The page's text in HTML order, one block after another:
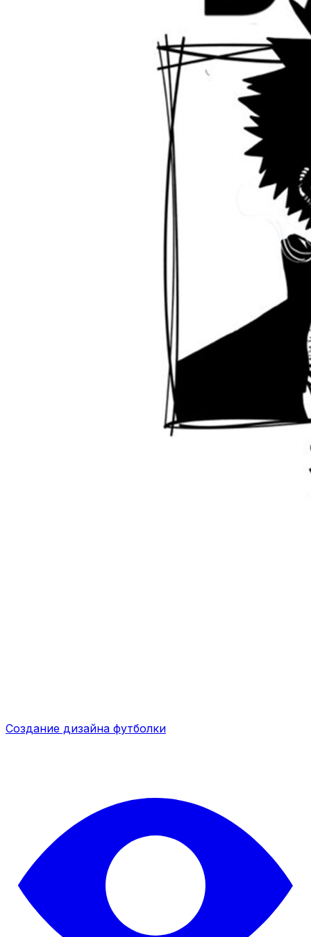
Создание дизайна футболки